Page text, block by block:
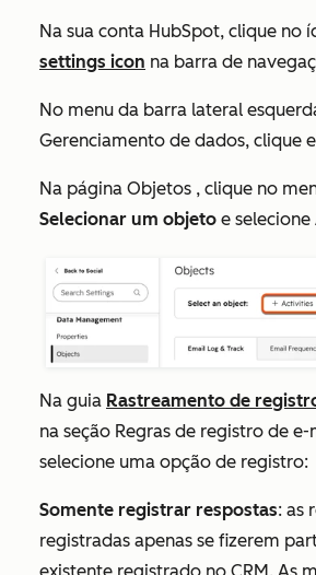
Na sua conta HubSpot, clique no
settings icon na barra de
No menu da barra lateral
Gerenciamento de dados, clique
Na página Objetos , clique no
Selecionar um objeto e selecione
Na guia Rastreamento de
na seção Regras de registro de
selecione uma opção de registro:
Somente registrar respostas: as
registradas apenas se fizerem